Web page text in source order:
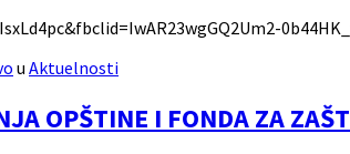
u Aktuelnosti
OPŠTINE I FONDA ZA